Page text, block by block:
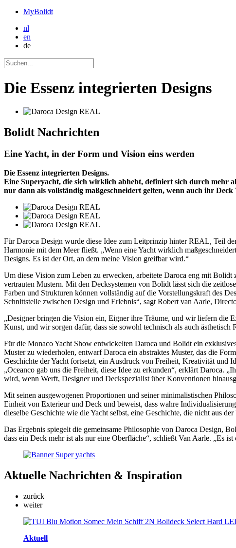
MyBolidt
nl
en
de
Die Essenz integrierten Designs
Bolidt Nachrichten
Eine Yacht, in der Form und Vision eins werden
Die Essenz integrierten Designs.
Eine Superyacht, die sich wirklich abhebt, definiert sich durch mehr
nur dann als vollständig maßgeschneidert gelten, wenn auch ihr Deck
Für Daroca Design wurde diese Idee zum Leitprinzip hinter REAL, Teil
Harmonie mit dem Meer fließt. „Wenn eine Yacht wirklich
Designs. Es ist der Ort, an dem meine Vision greifbar wird.“
Um diese Vision zum Leben zu erwecken, arbeitete Daroca eng mit
vertrauten Mustern. Mit den Decksystemen von Bolidt lässt sich die
Farben und Strukturen können vollständig auf die Vorstellungskraft des
Schnittstelle zwischen Design und Erlebnis“, sagt Robert van Aarle,
„Designer bringen die Vision ein, Eigner ihre Träume, und wir liefern die
Kunst, und wir sorgen dafür, dass sie sowohl technisch als auch ästhetisch
Für die Monaco Yacht Show entwickelten Daroca und Bolidt ein
Muster zu wiederholen, entwarf Daroca ein abstraktes Muster, das die
Geschichte der Yacht fortsetzt, ein Ausdruck von Freiheit, Kreativität und
„Oceanco gab uns die Freiheit, diese Idee zu erkunden“, erklärt Daroca.
wird, wenn Werft, Designer und Deckspezialist über Konventionen
Mit seinen ausgewogenen Proportionen und seiner minimalistischen
Einheit von Exterieur und Deck und beweist, dass wahre
dieselbe Geschichte wie die Yacht selbst, eine Geschichte, die nicht aus
Das Ergebnis spiegelt die gemeinsame Philosophie von Daroca Design,
dass ein Deck mehr ist als nur eine Oberfläche“, schließt Van Aarle. „Es
Aktuelle Nachrichten & Inspiration
zurück
weiter
Aktuell